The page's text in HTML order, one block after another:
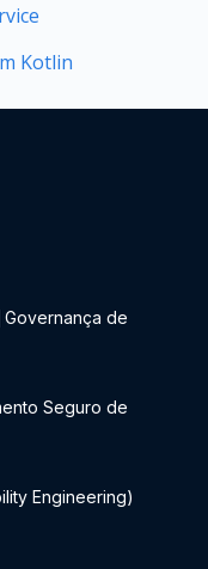
Kotlin
Governança de
Seguro de
Engineering)